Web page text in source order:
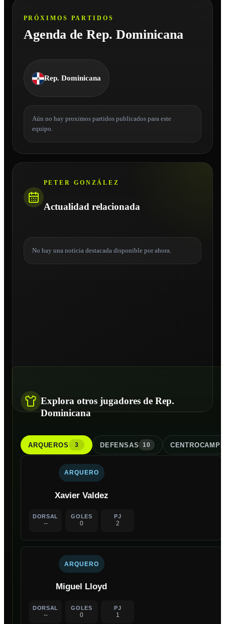
PRÓXIMOS PARTIDOS
Agenda de Rep. Dominicana
Rep. Dominicana
Aún no hay proximos partidos publicados para este
equipo.
PETER GONZÁLEZ
Actualidad relacionada
No hay una noticia destacada disponible por ahora.
Explora otros jugadores de Rep.
Dominicana
ARQUEROS 3 DEFENSAS 10
ARQUERO
Xavier Valdez
DORSAL
--
GOLES
0
PJ
2
ARQUERO
Miguel Lloyd
DORSAL
--
GOLES
0
PJ
1